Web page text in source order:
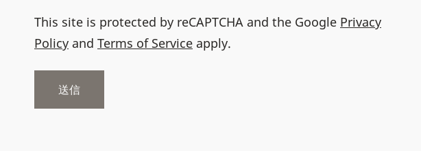
This site is protected by reCAPTCHA and the Google Privacy
Policy and Terms of Service apply.